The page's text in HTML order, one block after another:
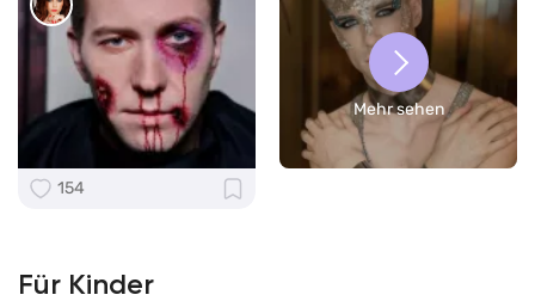
154
Mehr sehen
Für Kinder